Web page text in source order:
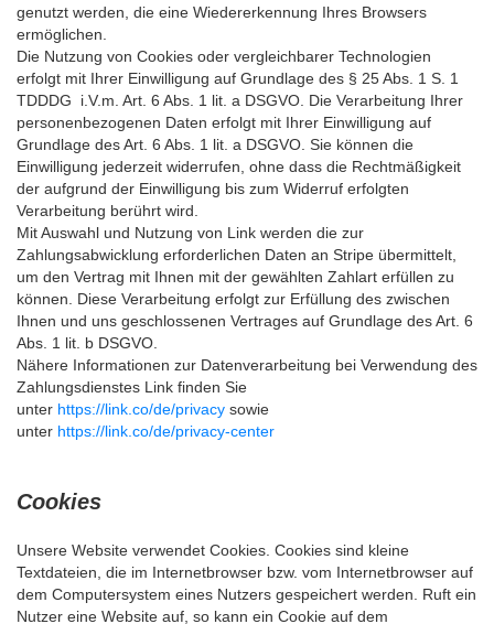
genutzt werden, die eine Wiedererkennung Ihres Browsers
ermöglichen.
Die Nutzung von Cookies oder vergleichbarer Technologien
erfolgt mit Ihrer Einwilligung auf Grundlage des § 25 Abs. 1 S. 1
TDDDG i.V.m. Art. 6 Abs. 1 lit. a DSGVO. Die Verarbeitung Ihrer
personenbezogenen Daten erfolgt mit Ihrer Einwilligung auf
Grundlage des Art. 6 Abs. 1 lit. a DSGVO. Sie können die
Einwilligung jederzeit widerrufen, ohne dass die Rechtmäßigkeit
der aufgrund der Einwilligung bis zum Widerruf erfolgten
Verarbeitung berührt wird.
Mit Auswahl und Nutzung von Link werden die zur
Zahlungsabwicklung erforderlichen Daten an Stripe übermittelt,
um den Vertrag mit Ihnen mit der gewählten Zahlart erfüllen zu
können. Diese Verarbeitung erfolgt zur Erfüllung des zwischen
Ihnen und uns geschlossenen Vertrages auf Grundlage des Art. 6
Abs. 1 lit. b DSGVO.
Nähere Informationen zur Datenverarbeitung bei Verwendung des
Zahlungsdienstes Link finden Sie
unter https://link.co/de/privacy sowie
unter https://link.co/de/privacy-center
Cookies
Unsere Website verwendet Cookies. Cookies sind kleine
Textdateien, die im Internetbrowser bzw. vom Internetbrowser auf
dem Computersystem eines Nutzers gespeichert werden. Ruft ein
Nutzer eine Website auf, so kann ein Cookie auf dem